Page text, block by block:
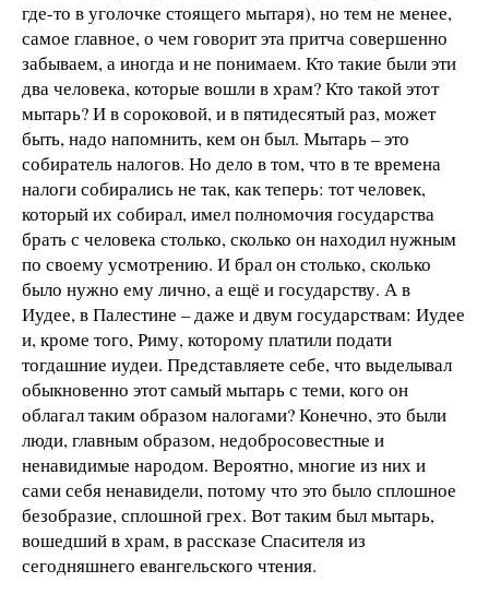
где-то в уголочке стоящего мытаря), но тем не менее,
самое главное, о чем говорит эта притча совершенно
забываем, а иногда и не понимаем. Кто такие были эти
два человека, которые вошли в храм? Кто такой этот
мытарь? И в сороковой, и в пятидесятый раз, может
быть, надо напомнить, кем он был. Мытарь–это
собиратель налогов. Но дело в том, что в те времена
налоги собирались не так, как теперь: тот человек,
который их собирал, имел полномочия государства
брать с человека столько, сколько он находил нужным
по своему усмотрению. И брал он столько, сколько
было нужно ему лично, а ещё и государству. А в
Иудее, в Палестине –даже и двум государствам: Иудее
и, кроме того, Риму, которому платили подати
тогдашние иудеи. Представляете себе, что выделывал
обыкновенно этот самый мытарь с теми, кого он
облагал таким образом налогами? Конечно, это были
люди, главным образом, недобросовестные и
ненавидимые народом. Вероятно, многие из них и
сами себя ненавидели, потому что это было сплошное
безобразие, сплошной грех. Вот таким был мытарь,
вошедший в храм, в рассказе Спасителя из
сегодняшнего евангельского чтения.